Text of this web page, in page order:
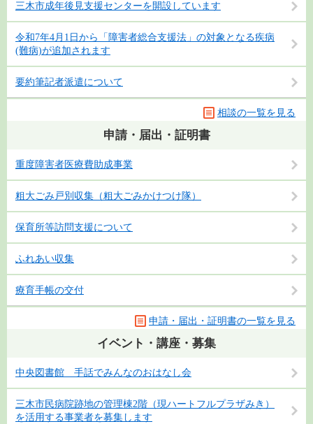
三木市成年後見支援センターを開設しています
令和7年4月1日から「障害者総合支援法」の対象となる疾病
(難病)が追加されます
要約筆記者派遣について
相談の一覧を見る
申請・届出・証明書
重度障害者医療費助成事業
粗大ごみ戸別収集（粗大ごみかけつけ隊）
保育所等訪問支援について
ふれあい収集
療育手帳の交付
申請・届出・証明書の一覧を見る
イベント・講座・募集
中央図書館 手話でみんなのおはなし会
三木市民病院跡地の管理棟2階（現ハートフルプラザみき）
を活用する事業者を募集します